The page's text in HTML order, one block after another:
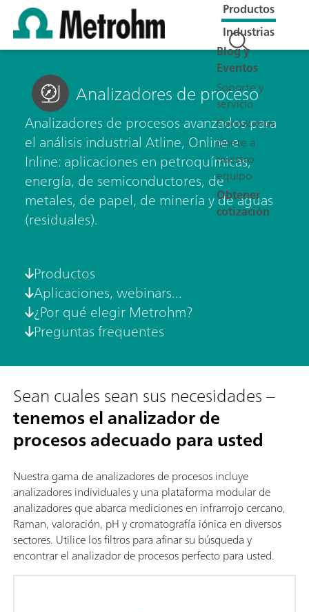
Productos
Industrias
Blog y
Eventos
Soporte y
servicio
Conózcanos
Únete a
nuestro
equipo
Obtener
cotización
Analizadores de proceso
Analizadores de procesos avanzados para
el análisis industrial Atline, Online e
Inline: aplicaciones en petroquímicas,
energía, de semiconductores, de
metales, de papel, de minería y de aguas
(residuales).
Productos
Aplicaciones, webinars...
¿Por qué elegir Metrohm?
Preguntas frequentes
Sean cuales sean sus necesidades –
tenemos el analizador de
procesos adecuado para usted
Nuestra gama de analizadores de procesos incluye
analizadores individuales y una plataforma modular de
analizadores que abarca mediciones en infrarrojo cercano,
Raman, valoración, pH y cromatografía iónica en diversos
sectores. Utilice los filtros para afinar su búsqueda y
encontrar el analizador de procesos perfecto para usted.